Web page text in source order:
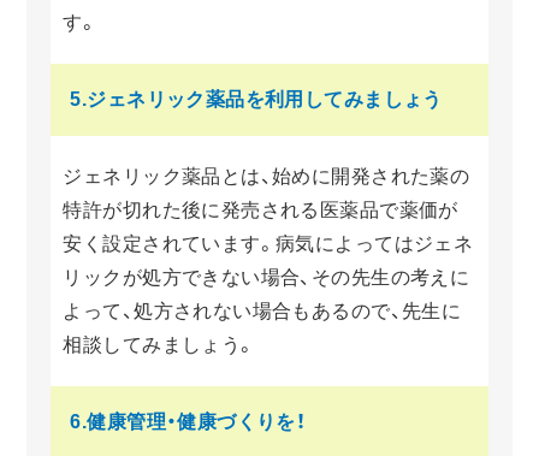
す。
5.ジェネリック薬品を利用してみましょう
ジェネリック薬品とは、始めに開発された薬の
特許が切れた後に発売される医薬品で薬価が
安く設定されています。病気によってはジェネ
リックが処方できない場合、その先生の考えに
よって、処方されない場合もあるので、先生に
相談してみましょう。
6.健康管理・健康づくりを！